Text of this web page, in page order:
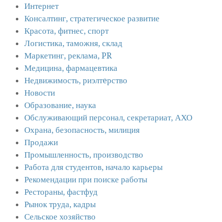
Интернет
Консалтинг, стратегическое развитие
Красота, фитнес, спорт
Логистика, таможня, склад
Маркетинг, реклама, PR
Медицина, фармацевтика
Недвижимость, риэлтeрство
Новости
Образование, наука
Обслуживающий персонал, секретариат, АХО
Охрана, безопасность, милиция
Продажи
Промышленность, производство
Работа для студентов, начало карьеры
Рекомендации при поиске работы
Рестораны, фастфуд
Рынок труда, кадры
Сельское хозяйство